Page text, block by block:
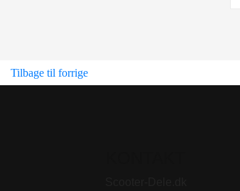
Tilbage til forrige